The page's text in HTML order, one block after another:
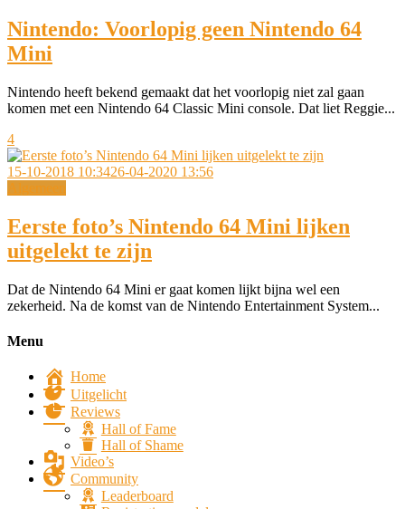
Nintendo: Voorlopig geen Nintendo 64
Mini
Nintendo heeft bekend gemaakt dat het voorlopig niet zal gaan
komen met een Nintendo 64 Classic Mini console. Dat liet Reggie...
4
15-10-2018 10:3426-04-2020 13:56
Algemeen
Eerste foto’s Nintendo 64 Mini lijken
uitgelekt te zijn
Dat de Nintendo 64 Mini er gaat komen lijkt bijna wel een
zekerheid. Na de komst van de Nintendo Entertainment System...
Menu
Home
Uitgelicht
Reviews
Hall of Fame
Hall of Shame
Video’s
Community
Leaderboard